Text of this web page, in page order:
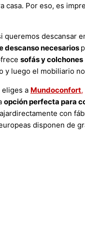
casa. Por eso, es
queremos descansar
descanso necesarios
sofás y colchones
y luego el mobiliario
eliges a Mundoconfort,
opción perfecta para
con
disponen de